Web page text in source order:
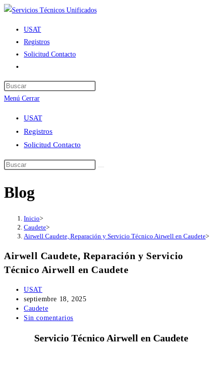
Ir
contenido
USAT
Registros
Solicitud Contacto
de
la
web
Menú Cerrar
USAT
Registros
Solicitud Contacto
Blog
Inicio>
Caudete>
Airwell Caudete, Reparación y Servicio Técnico Airwell en Caudete>
Airwell Caudete, Reparación y Servicio
Técnico Airwell en Caudete
Autor
de
la
entrada:
USAT
Publicación
de
la
septiembre 18, 2025
Categoría
de
entrada:
Caudete
Comentarios
Sin comentarios
Servicio Técnico Airwell en Caudete